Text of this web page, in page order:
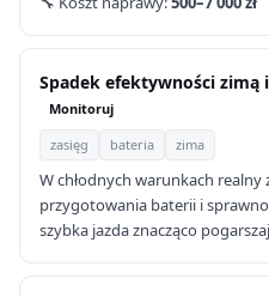
Spadek efektywności
Monitoruj
zasięg
bateria zima
W chłodnych warunkach realny
przygotowania baterii i
szybka jazda znacząco